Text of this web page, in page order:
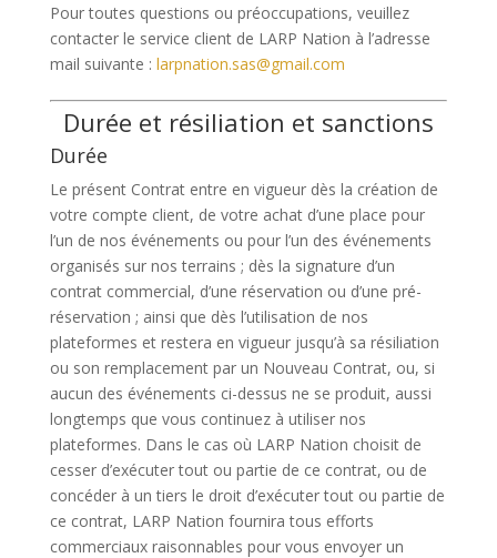
Pour toutes questions ou préoccupations, veuillez
contacter le service client de LARP Nation à l’adresse
mail suivante : larpnation.sas@gmail.com
Durée et résiliation et sanctions
Durée
Le présent Contrat entre en vigueur dès la création de
votre compte client, de votre achat d’une place pour
l’un de nos événements ou pour l’un des événements
organisés sur nos terrains ; dès la signature d’un
contrat commercial, d’une réservation ou d’une pré-
réservation ; ainsi que dès l’utilisation de nos
plateformes et restera en vigueur jusqu’à sa résiliation
ou son remplacement par un Nouveau Contrat, ou, si
aucun des événements ci-dessus ne se produit, aussi
longtemps que vous continuez à utiliser nos
plateformes. Dans le cas où LARP Nation choisit de
cesser d’exécuter tout ou partie de ce contrat, ou de
concéder à un tiers le droit d’exécuter tout ou partie de
ce contrat, LARP Nation fournira tous efforts
commerciaux raisonnables pour vous envoyer un